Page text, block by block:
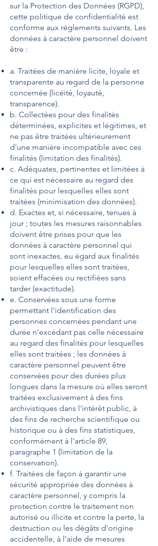
sur la Protection des Données (RGPD),
cette politique de confidentialité est
conforme aux réglements suivants. Les
données à caractère personnel doivent
être :
a. Traitées de manière licite, loyale et
transparente au regard de la personne
concernée (licéité, loyauté,
transparence).
b. Collectées pour des finalités
déterminées, explicites et légitimes, et
ne pas être traitées ultérieurement
d'une manière incompatible avec ces
finalités (limitation des finalités).
c. Adéquates, pertinentes et limitées à
ce qui est nécessaire au regard des
finalités pour lesquelles elles sont
traitées (minimisation des données).
d. Exactes et, si nécessaire, tenues à
jour ; toutes les mesures raisonnables
doivent être prises pour que les
données à caractère personnel qui
sont inexactes, eu égard aux finalités
pour lesquelles elles sont traitées,
soient effacées ou rectifiées sans
tarder (exactitude).
e. Conservées sous une forme
permettant l'identification des
personnes concernées pendant une
durée n'excédant pas celle nécessaire
au regard des finalités pour lesquelles
elles sont traitées ; les données à
caractère personnel peuvent être
conservées pour des durées plus
longues dans la mesure où elles seront
traitées exclusivement à des fins
archivistiques dans l'intérêt public, à
des fins de recherche scientifique ou
historique ou à des fins statistiques,
conformément à l'article 89,
paragraphe 1 (limitation de la
conservation).
f. Traitées de façon à garantir une
sécurité appropriée des données à
caractère personnel, y compris la
protection contre le traitement non
autorisé ou illicite et contre la perte, la
destruction ou les dégâts d'origine
accidentelle, à l'aide de mesures